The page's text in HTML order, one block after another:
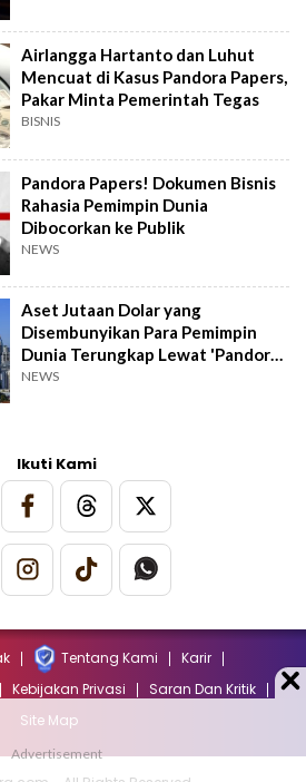
Airlangga Hartanto dan Luhut
Mencuat di Kasus Pandora Papers,
Pakar Minta Pemerintah Tegas
BISNIS
Pandora Papers! Dokumen Bisnis
Rahasia Pemimpin Dunia
Dibocorkan ke Publik
NEWS
Aset Jutaan Dolar yang
Disembunyikan Para Pemimpin
Dunia Terungkap Lewat 'Pandora
Papers'
NEWS
Ikuti Kami
Tentang Kami
Karir
Kebijakan Privasi
Saran Dan Kritik
Site Map